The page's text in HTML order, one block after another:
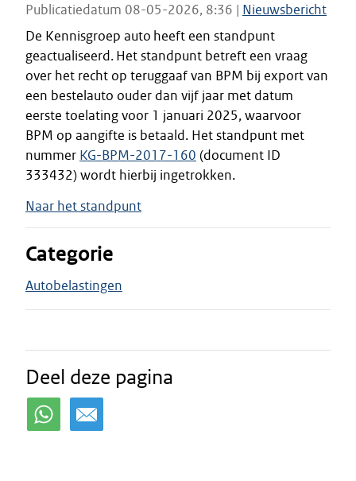
Publicatiedatum 08-05-2026, 8:36 | Nieuwsbericht
De Kennisgroep auto heeft een standpunt
geactualiseerd. Het standpunt betreft een vraag
over het recht op teruggaaf van BPM bij export van
een bestelauto ouder dan vijf jaar met datum
eerste toelating voor 1 januari 2025, waarvoor
BPM op aangifte is betaald. Het standpunt met
nummer KG-BPM-2017-160 (document ID
333432) wordt hierbij ingetrokken.
Naar het standpunt
Categorie
Autobelastingen
Deel deze pagina